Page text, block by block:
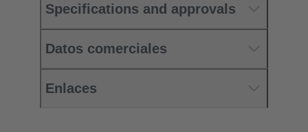
Specifications and approvals
Datos comerciales
Enlaces